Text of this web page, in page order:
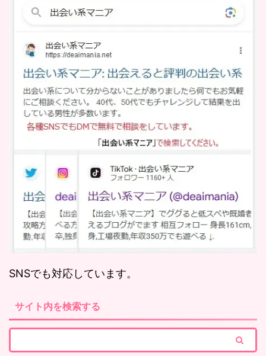
SNSでも対応しています。
サイト内を検索する